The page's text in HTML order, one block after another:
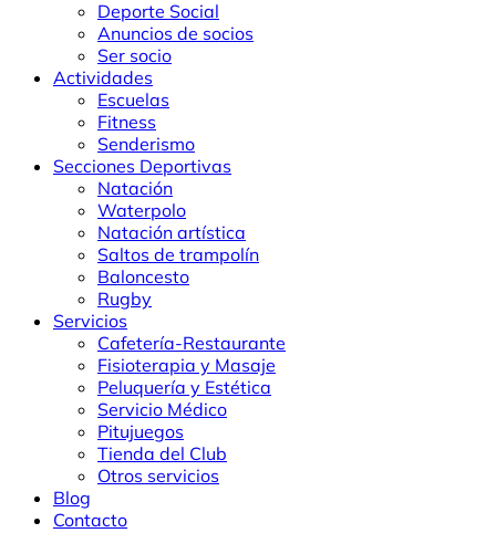
Deporte Social
Anuncios de socios
Ser socio
Actividades
Escuelas
Fitness
Senderismo
Secciones Deportivas
Natación
Waterpolo
Natación artística
Saltos de trampolín
Baloncesto
Rugby
Servicios
Cafetería-Restaurante
Fisioterapia y Masaje
Peluquería y Estética
Servicio Médico
Pitujuegos
Tienda del Club
Otros servicios
Blog
Contacto